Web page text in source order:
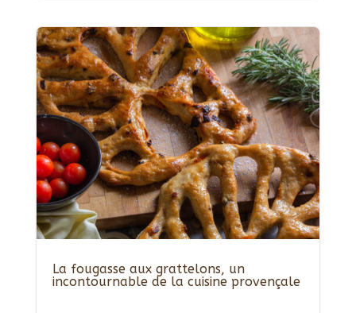
La fougasse aux grattelons, un
incontournable de la cuisine provençale